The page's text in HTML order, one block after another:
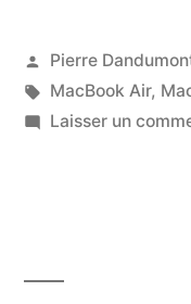
Publié
par
Pierre
Étiquettes :
MacBook Air,
Laisser un